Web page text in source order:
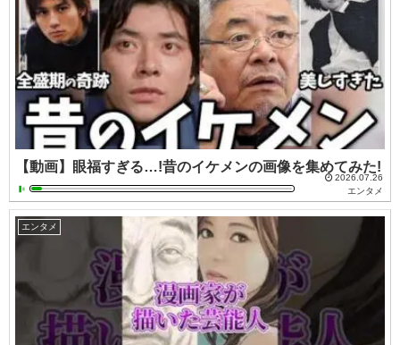
【動画】眼福すぎる…!昔のイケメンの画像を集めてみた!
2026.07.26
エンタメ
エンタメ